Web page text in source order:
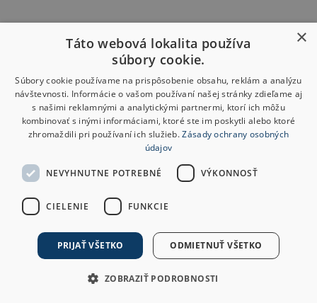
×
Táto webová lokalita používa
súbory cookie.
Súbory cookie používame na prispôsobenie obsahu, reklám a analýzu
návštevnosti. Informácie o vašom používaní našej stránky zdieľame aj
s našimi reklamnými a analytickými partnermi, ktorí ich môžu
kombinovať s inými informáciami, ktoré ste im poskytli alebo ktoré
zhromaždili pri používaní ich služieb.Zásady ochrany osobných
údajov
NEVYHNUTNE POTREBNÉ VÝKONNOSŤ
CIELENIE FUNKCIE
PRIJAŤ VŠETKO ODMIETNUŤ VŠETKO
ZOBRAZIŤ PODROBNOSTI